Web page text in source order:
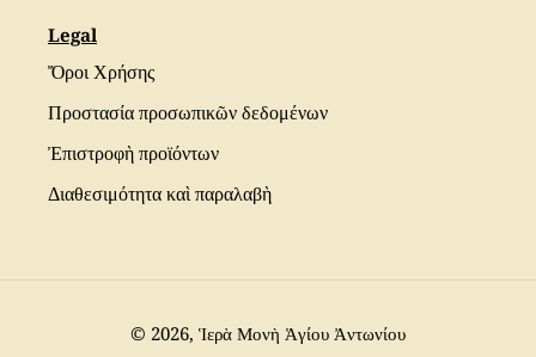
Legal
Ὄροι Χρήσης
Προστασία προσωπικῶν δεδομένων
Ἐπιστροφὴ προϊόντων
Διαθεσιμότητα καὶ παραλαβὴ
© 2026, Ἱερὰ Μονὴ Ἁγίου Ἀντωνίου